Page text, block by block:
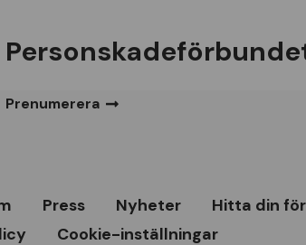
Prenumerera
Press Nyheter Hitta din
Cookie-inställningar